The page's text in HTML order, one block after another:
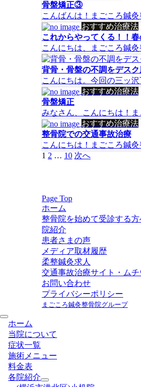
骨盤矯正③
こんばんは！まごころ鍼
おすすめ治療法
これからやってくる！！
こんにちは、まごころ鍼
背骨・骨盤の不調をデスク
こんにちは。今回の三ッ
おすすめ治療法
骨盤矯正
みなさん、こんにちは！
おすすめ治療法
整骨院での交通事故治療
こんにちは！まごころ鍼
投
ー
ジ
送
り
1 2 … 10 次へ
Page Top
ホーム
整骨院を始めて受診する方
院紹介
患者さまの声
メディア取材履歴
柔整鍼灸求人
交通事故治療サイト・ムチ
お問い合わせ
プライバシーポリシー
まごころ鍼灸整骨院グループ
ホーム
当院について
症状一覧
施術メニュー
料金表
各院紹介